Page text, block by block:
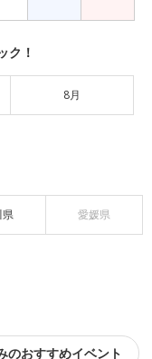
ク！
8月
県 愛媛県
のおすすめイベント